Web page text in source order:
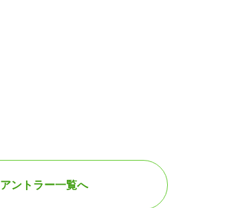
アントラー一覧へ